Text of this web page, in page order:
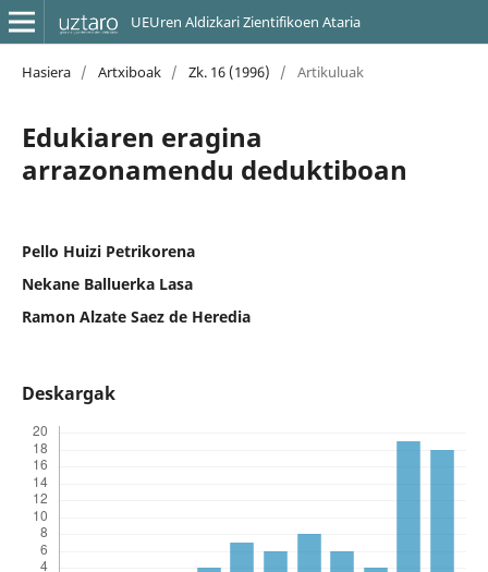
UEUren Aldizkari Zientifikoen Ataria
Hasiera / Artxiboak / Zk. 16 (1996) / Artikuluak
Edukiaren eragina
arrazonamendu deduktiboan
Pello Huizi Petrikorena
Nekane Balluerka Lasa
Ramon Alzate Saez de Heredia
Deskargak